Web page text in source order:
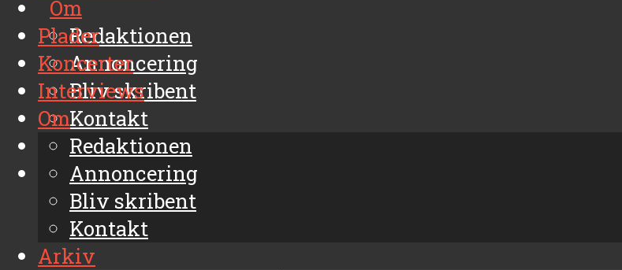
Om
Redaktionen
Annoncering
Bliv skribent
Kontakt
Arkiv
Plader
Koncerter
Interviews
Om
Redaktionen
Annoncering
Bliv skribent
Kontakt
Arkiv